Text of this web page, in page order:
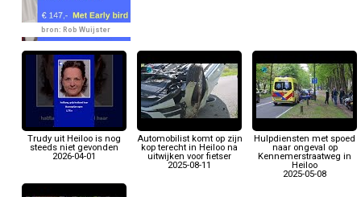
bron: Rob Wuijster
Trudy uit Heiloo is nog
steeds niet gevonden
2026-04-01
Automobilist komt op zijn
kop terecht in Heiloo na
uitwijken voor fietser
2025-08-11
Hulpdiensten met spoed
naar ongeval op
Kennemerstraatweg in
Heiloo
2025-05-08